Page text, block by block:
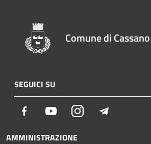
Comune di
SEGUICI SU
Facebook YoutubeInstagram
AMMINISTRAZIONE